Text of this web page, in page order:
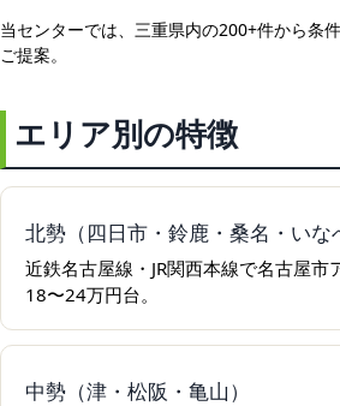
当センターでは、三重県内の200+件から条
ご提案。
エリア別の特徴
北勢（四日市・鈴鹿・桑名・いな
近鉄名古屋線・JR関西本線で名古屋市
18〜24万円台。
中勢（津・松阪・亀山）